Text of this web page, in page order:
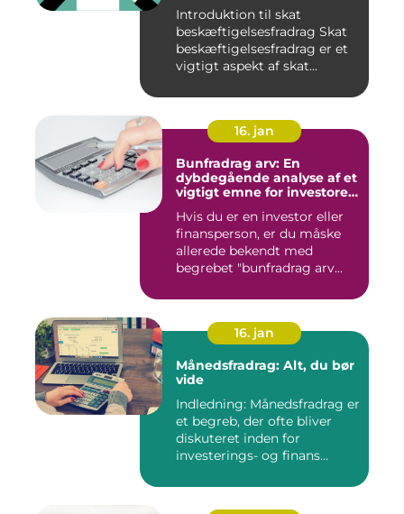
Introduktion til skat
beskæftigelsesfradrag Skat
beskæftigelsesfradrag er et
vigtigt aspekt af skat...
16. jan
Bunfradrag arv: En
dybdegående analyse af et
vigtigt emne for investorer
Hvis du er en investor eller
finansperson, er du måske
allerede bekendt med
begrebet "bunfradrag arv...
16. jan
Månedsfradrag: Alt, du bør
vide
Indledning: Månedsfradrag er
et begreb, der ofte bliver
diskuteret inden for
investerings- og finans...